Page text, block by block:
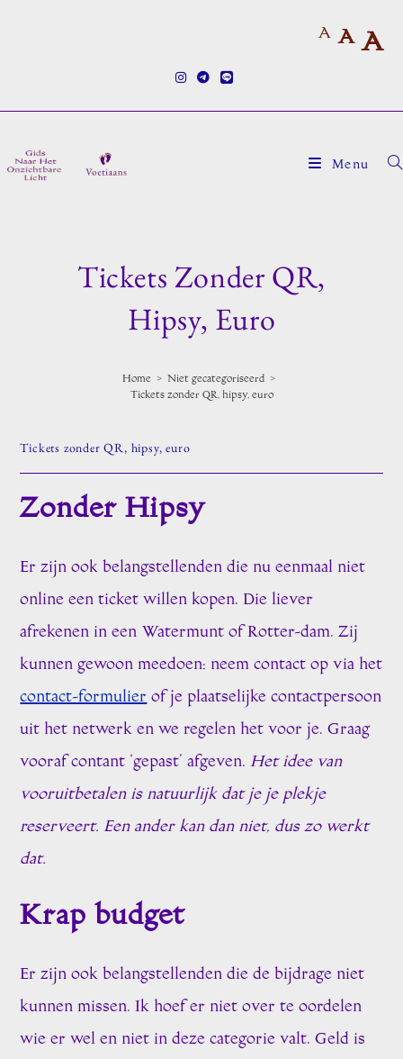
A A A
Menu
Tickets Zonder QR,
Hipsy, Euro
Home > Niet gecategoriseerd >
Tickets zonder QR, hipsy, euro
Tickets zonder QR, hipsy, euro
Zonder Hipsy
Er zijn ook belangstellenden die nu eenmaal niet
online een ticket willen kopen. Die liever
afrekenen in een Watermunt of Rotter-dam. Zij
kunnen gewoon meedoen: neem contact op via het
contact-formulierof je plaatselijke contactpersoon
uit het netwerk en we regelen het voor je. Graag
vooraf contant ‘gepast’ afgeven.Het idee van
vooruitbetalen is natuurlijk dat je je plekje
reserveert. Een ander kan dan niet, dus zo werkt
dat.
Krap budget
Er zijn ook belangstellenden die de bijdrage niet
kunnen missen. Ik hoef er niet over te oordelen
wie er wel en niet in deze categorie valt. Geld is